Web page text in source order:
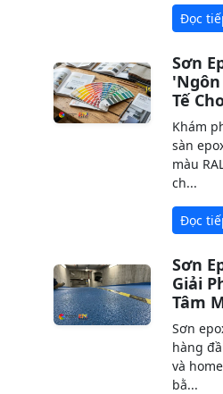
Đọc
Sơn
Tế
Khám
sàn
màu
ch...
Đọc
Sơn
Giải
Tâm
Sơn
hàng
và
bằ...